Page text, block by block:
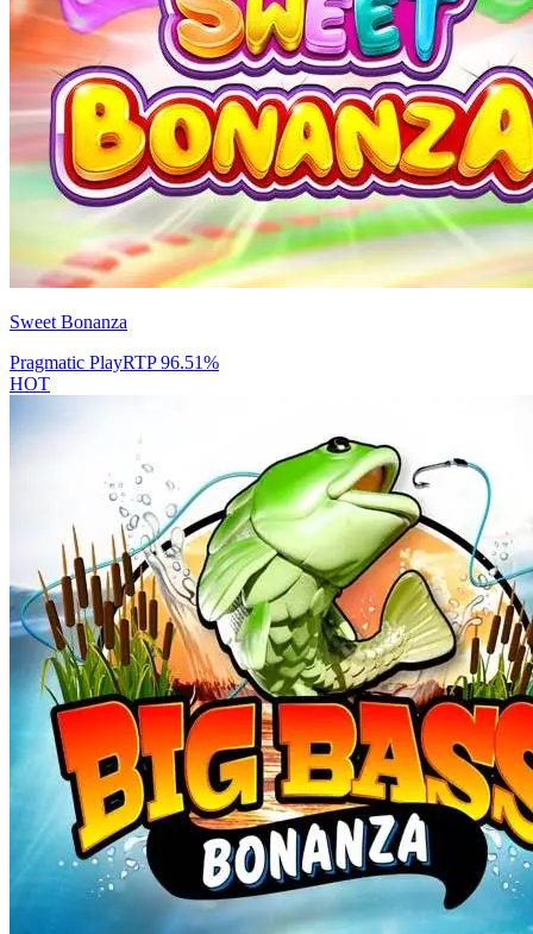
Sweet Bonanza
Pragmatic PlayRTP96.51%
HOT